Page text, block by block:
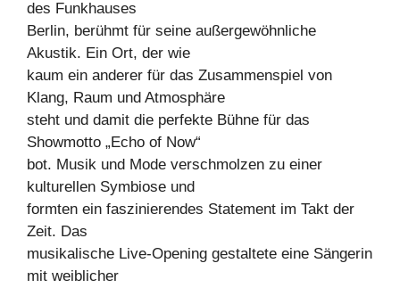
des Funkhauses
Berlin, berühmt für seine außergewöhnliche
Akustik. Ein Ort, der wie
kaum ein anderer für das Zusammenspiel von
Klang, Raum und Atmosphäre
steht und damit die perfekte Bühne für das
Showmotto „Echo of Now“
bot. Musik und Mode verschmolzen zu einer
kulturellen Symbiose und
formten ein faszinierendes Statement im Takt der
Zeit. Das
musikalische Live-Opening gestaltete eine Sängerin
mit weiblicher